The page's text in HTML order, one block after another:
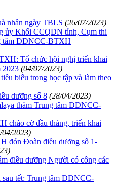
nhân ngày TBLS (26/07/2023)
ủy Khối CCQDN tỉnh, Cụm thi
tâm ĐDNCC-BTXH
Tổ chức hội nghị triển khai
2023 (04/07/2023)
biểu trong học tập và làm theo
dưỡng số 8 (28/04/2023)
thăm Trung tâm ĐDNCC-
chào cờ đầu tháng, triển khai
04/2023)
đón Đoàn điều dưỡng số 1-
điều dưỡng Người có công các
tết: Trung tâm ĐDNCC-